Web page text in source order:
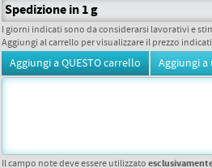
Spedizione in 1 g
I giorni indicati sono da considerarsi lavorativi e
Aggiungi al carrello per visualizzare il prezzo
Il campo note deve essere utilizzato